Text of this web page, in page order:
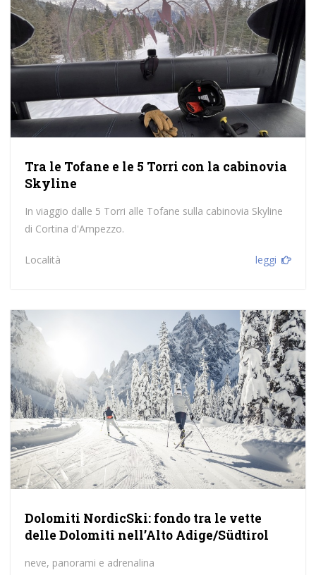
Tra le Tofane e le 5 Torri con la cabinovia
Skyline
In viaggio dalle 5 Torri alle Tofane sulla cabinovia Skyline
di Cortina d'Ampezzo.
Località leggi
Dolomiti NordicSki: fondo tra le vette
delle Dolomiti nell’Alto Adige/Südtirol
neve, panorami e adrenalina